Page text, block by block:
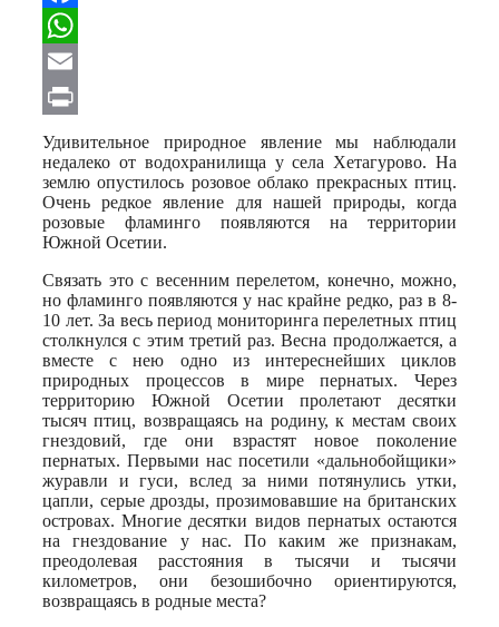
Facebook
WhatsApp
Email
Print
Удивительное природное явление мы наблюдали
недалеко от водохранилища у села Хетагурово. На
землю опустилось розовое облако прекрасных птиц.
Очень редкое явление для нашей природы, когда
розовые фламинго появляются на территории
Южной Осетии.
Связать это с весенним перелетом, конечно, можно,
но фламинго появляются у нас крайне редко, раз в 8-
10 лет. За весь период мониторинга перелетных птиц
столкнулся с этим третий раз. Весна продолжается, а
вместе с нею одно из интереснейших циклов
природных процессов в мире пернатых. Через
территорию Южной Осетии пролетают десятки
тысяч птиц, возвращаясь на родину, к местам своих
гнездовий, где они взрастят новое поколение
пернатых. Первыми нас посетили «дальнобойщики»
журавли и гуси, вслед за ними потянулись утки,
цапли, серые дрозды, прозимовавшие на британских
островах. Многие десятки видов пернатых остаются
на гнездование у нас. По каким же признакам,
преодолевая расстояния в тысячи и тысячи
километров, они безошибочно ориентируются,
возвращаясь в родные места?